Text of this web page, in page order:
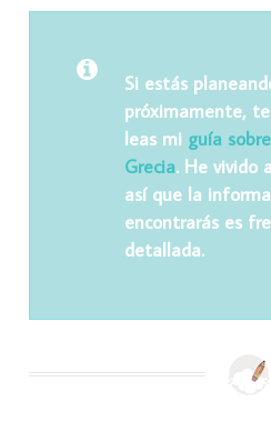
Si estás
próximamente,
leas mi guía
Grecia. He vivido
así que la
encontrarás es
detallada.